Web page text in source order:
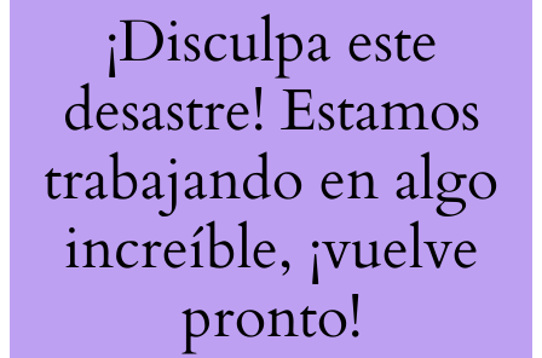
¡Disculpa este
desastre! Estamos
trabajando en algo
increíble, ¡vuelve
pronto!